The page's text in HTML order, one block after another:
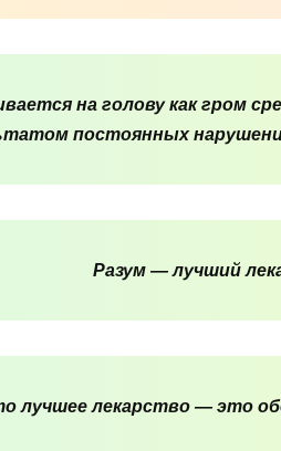
на голову как гром
постоянных
Разум — лучший
лучшее лекарство — это